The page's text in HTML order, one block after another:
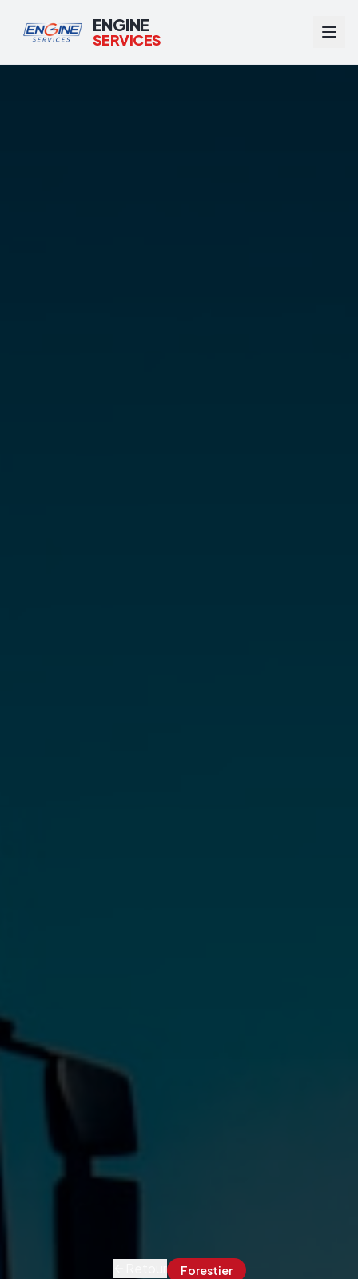
ENGINE
SERVICES
Forestier